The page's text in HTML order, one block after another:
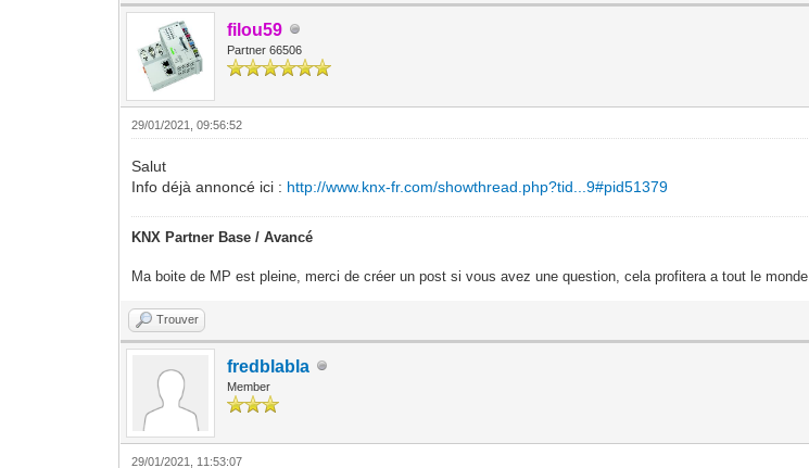
filou59
Partner 66506
29/01/2021, 09:56:52
Salut
Info déjà annoncé ici : http://www.knx-fr.com/showthread.php?tid...9#pid51379
KNX Partner Base / Avancé
Ma boite de MP est pleine, merci de créer un post si vous avez une question, cela profitera a tout le monde.
Trouver
fredblabla
Member
29/01/2021, 11:53:07